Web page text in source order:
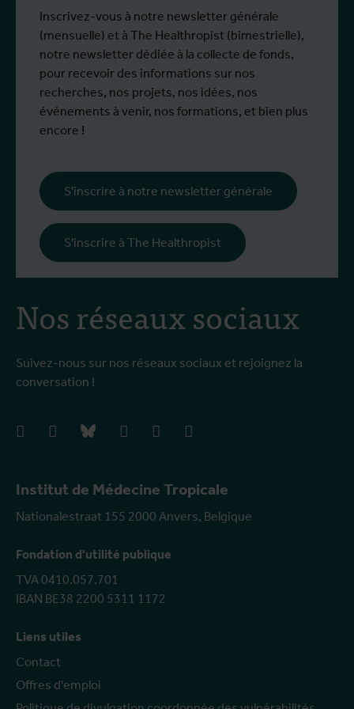
d'urgence temporaire ? Cette tribune de
Stefanie Dens, ingénieure-architecte et
urbaniste, a été publiée dans De Tijd.
Institut de Médecine Tropicale
Nationalestraat 155 2000 Anvers, Belgique
Fondation d'utilité publique
TVA 0410.057.701
IBAN BE38 2200 5311 1172
Liens utiles
Contact
Offres d'emploi
Nos réseaux sociaux
Suivez-nous sur nos réseaux sociaux et rejoignez la
conversation !
facebookinstagrambluesky linkedIn youtube
Inscrivez-vous à notre newsletter générale
(mensuelle) et à The Healthropist (bimestrielle),
notre newsletter dédiée à la collecte de fonds,
pour recevoir des informations sur nos
recherches, nos projets, nos idées, nos
événements à venir, nos formations, et bien plus
encore !
S'inscrire à notre newsletter générale
S'inscrire à The Healthropist